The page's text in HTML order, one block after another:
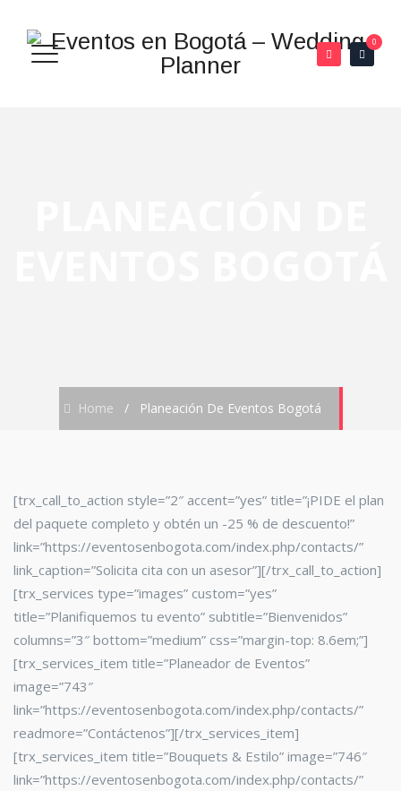
0
Home / Planeación De Eventos Bogotá
[trx_call_to_action style=”2″ accent=”yes” title=”¡PIDE el plan
del paquete completo y obtén un -25 % de descuento!”
link=”https://eventosenbogota.com/index.php/contacts/”
link_caption=”Solicita cita con un asesor”][/trx_call_to_action]
[trx_services type=”images” custom=”yes”
title=”Planifiquemos tu evento” subtitle=”Bienvenidos”
columns=”3″ bottom=”medium” css=”margin-top: 8.6em;”]
[trx_services_item title=”Planeador de Eventos”
image=”743″
link=”https://eventosenbogota.com/index.php/contacts/”
readmore=”Contáctenos”][/trx_services_item]
[trx_services_item title=”Bouquets & Estilo” image=”746″
link=”https://eventosenbogota.com/index.php/contacts/”